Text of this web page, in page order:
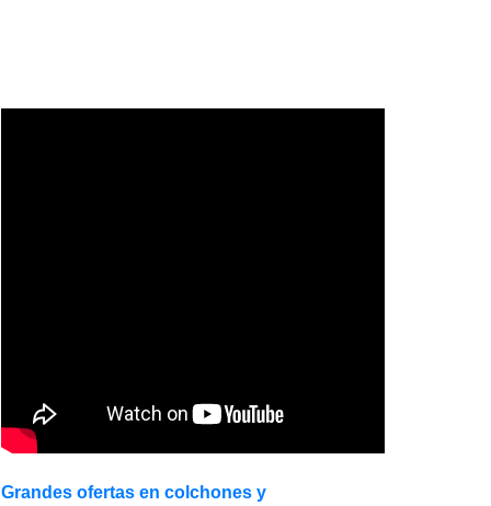
Grandes ofertas en colchones y